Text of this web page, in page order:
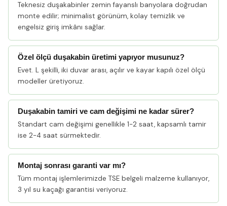
Teknesiz duşakabinler zemin fayanslı banyolara doğrudan
monte edilir; minimalist görünüm, kolay temizlik ve
engelsiz giriş imkânı sağlar.
Özel ölçü duşakabin üretimi yapıyor musunuz?
Evet. L şekilli, iki duvar arası, açılır ve kayar kapılı özel ölçü
modeller üretiyoruz.
Duşakabin tamiri ve cam değişimi ne kadar sürer?
Standart cam değişimi genellikle 1-2 saat, kapsamlı tamir
ise 2-4 saat sürmektedir.
Montaj sonrası garanti var mı?
Tüm montaj işlemlerimizde TSE belgeli malzeme kullanıyor,
3 yıl su kaçağı garantisi veriyoruz.